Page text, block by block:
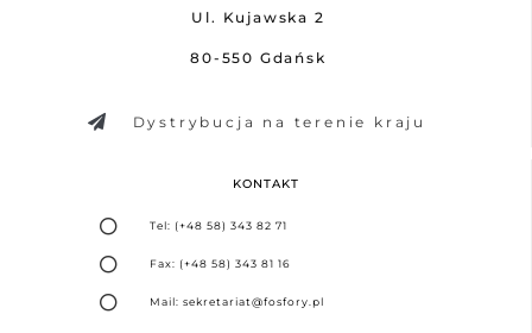
Ul. Kujawska 2
80-550 Gdańsk
Dystrybucja na terenie kraju
KONTAKT
Tel: (+48 58) 343 82 71
Fax: (+48 58) 343 81 16
Mail: sekretariat@fosfory.pl